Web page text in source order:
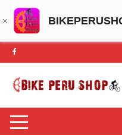
Saltar
al
contenido